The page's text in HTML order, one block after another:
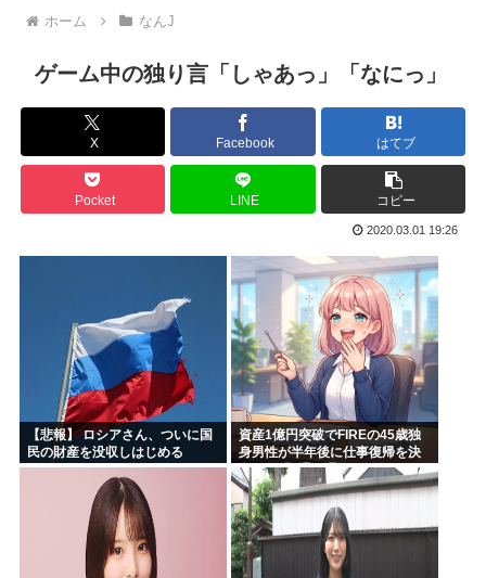
ハンターハンター今何やってるかわからないWWW
5年前お前ら「AIイラストすげぇ！これもう人間のイラスト...
韓国人「『日本ビールは絶対に飲まない！』と大騒ぎしていた...
海外「日本のこの場所は現実とは思えないレベルで美しい…！...
NISAのせいで少子化加速してるけどこれ本当に政策として...
高市早苗「袴田さんを犯人だと思ってないわよ！判決が到底承...
【維新速報】副首都・大阪都「大阪万博の跡地を “お金持ち...
あのガンプラさん、投げ売りされる
農水省「食料自給率37%で過去最低」 肥料は輸入ほぼ10...
工学博士「国民が反中に染まっているから自民党は勝った
ちいかわ、先週比209%www
ホーム なんJ
ゲーム中の独り言「しゃあっ」「なにっ」
X Facebook はてブ
Pocket LINE コピー
2020.03.01 19:26
【悲報】 ロシアさん、ついに国
民の財産を没収しはじめる
資産1億円突破でFIREの45歳独
身男性が半年後に仕事復帰を決
意した「1通の通知」